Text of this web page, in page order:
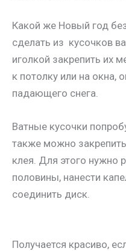
Какой же Новый год
сделать из кусочков
иголкой закрепить их
к потолку или на
падающего снега.
Ватные кусочки
также можно
клея. Для этого нужно
половины, нанести
соединить диск.
Получается красиво,